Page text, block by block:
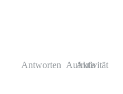
Antworten Aufrufe
Aktivität